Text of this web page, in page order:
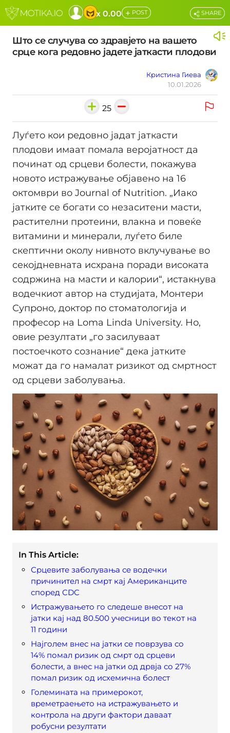
x 0.00 + POST
Што се случува со здравјето на вашето
срце кога редовно јадете јаткасти плодови
Кристина Гиева
10.01.2026
SHARE
25
Луѓето кои редовно јадат јаткасти
плодови имаат помала веројатност да
починат од срцеви болести, покажува
новото истражување објавено на 16
октомври во Journal of Nutrition. „Иако
јатките се богати со незаситени масти,
растителни протеини, влакна и повеќе
витамини и минерали, луѓето биле
скептични околу нивното вклучување во
секојдневната исхрана поради високата
содржина на масти и калории“, истакнува
водечкиот автор на студијата, Монтери
Супроно, доктор по стоматологија и
професор на Loma Linda University. Но,
овие резултати „го засилуваат
постоечкото сознание“ дека јатките
можат да го намалат ризикот од смртност
од срцеви заболувања.
In This Article:
Срцевите заболувања се водечки
причинител на смрт кај Американците
според CDC
Истражувањето го следеше внесот на
јатки кај над 80.500 учесници во текот на
11 години
Најголем внес на јатки се поврзува со
14% помал ризик од смрт од срцеви
болести, а внес на јатки од дрвја со 27%
помал ризик од исхемична болест
Големината на примерокот,
времетраењето на истражувањето и
контрола на други фактори даваат
робусни резултати